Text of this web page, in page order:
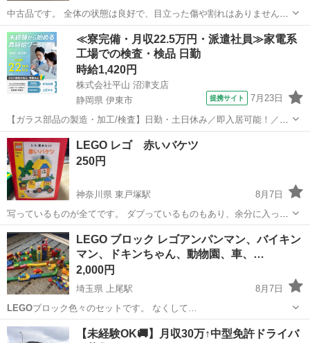
中古品です。 全体の状態は良好で、目立った傷や割れはありません。
もしかしたら紛失しているパーツがあるかもしれません。取引の際に
中身確認していただいて結構です。 自宅まで取りに来て頂ける方でお
願い致します。
東京 立川市 玉川上水駅 おもちゃ duplo
≪寮完備・月収22.5万円・派遣社員≫家電系
工場での検査・検品 日勤
時給1,420円
株式会社平山 沼津支店
静岡県 伊東市
提携サイト 7月23日
【ガラス部品の製造・加工/検査】日勤・土日休み／即入居可能！／伊
豆でのんびりライフ♪ ガラス部品の製造・加工/検査 【株式会社平山で
の正社員採用（無期雇用派遣）となります】 「2人で同じ職場で働き
たい」 「仕事も休みも一...
静岡 伊東市
LEGO レゴ 赤いバケツ
250円
神奈川県 東戸塚駅
8月7日
写っているものが全てです。 ダブっているものもあり、余分に入って
いますし、もしかしたら足らないものがあるかもしれません。 駅での
取引可
神奈川 横浜市 東戸塚駅 パズル LEGO
LEGO ブロック レゴアンパンマン、バイキン
マン、ドキンちゃん、動物園、車、…
2,000円
埼玉県 上尾駅
8月7日
LEGOブロック色々のセットです。 なくして…
埼玉 上尾市 上尾駅 その他 LEGO
【未経験OK🚚】月収30万↑中型免許ドライバ